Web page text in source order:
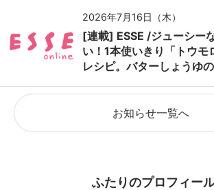
2026年7月16日（木）
[連載] ESSE /ジューシー
い！1本使いきり「トウモ
レシピ。バターしょうゆ
お知らせ一覧へ
ふたりのプロフィー